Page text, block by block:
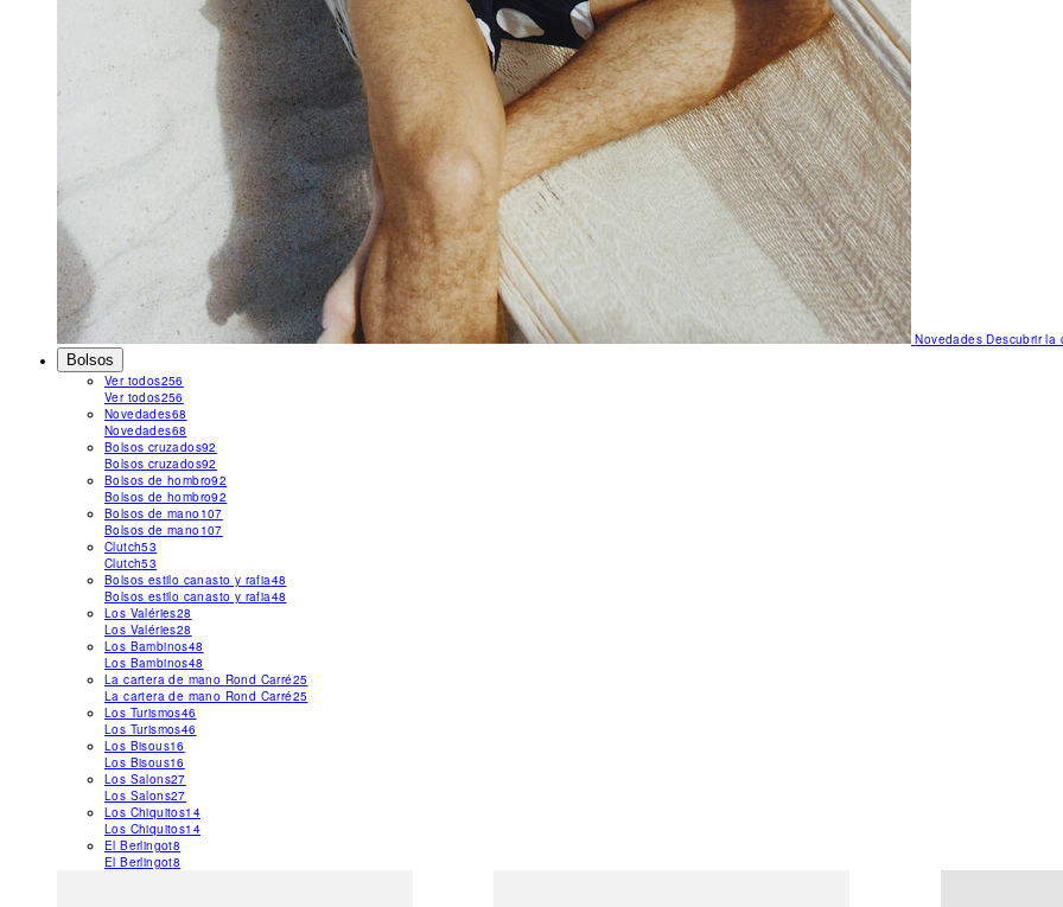
NovedadesDescubrir la
Bolsos
Ver todos256
Ver todos256
Novedades68
Novedades68
Bolsos cruzados92
Bolsos cruzados92
Bolsos de hombro92
Bolsos de hombro92
Bolsos de mano 107
Bolsos de mano 107
Clutch53
Clutch53
Bolsos estilo canasto y rafia48
Bolsos estilo canasto y rafia48
Los Valéries28
Los Valéries28
Los Bambinos48
Los Bambinos48
La cartera de mano Rond Carré25
La cartera de mano Rond Carré25
Los Turismos46
Los Turismos46
Los Bisous16
Los Bisous16
Los Salons27
Los Salons27
Los Chiquitos14
Los Chiquitos14
El Berlingot8
El Berlingot8